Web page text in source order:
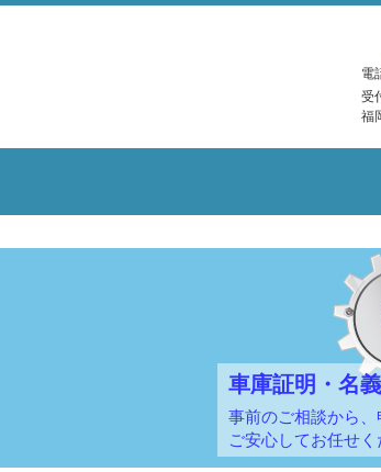
電
受
福
車庫証明・名
事前のご相談から
ご安心してお任せく